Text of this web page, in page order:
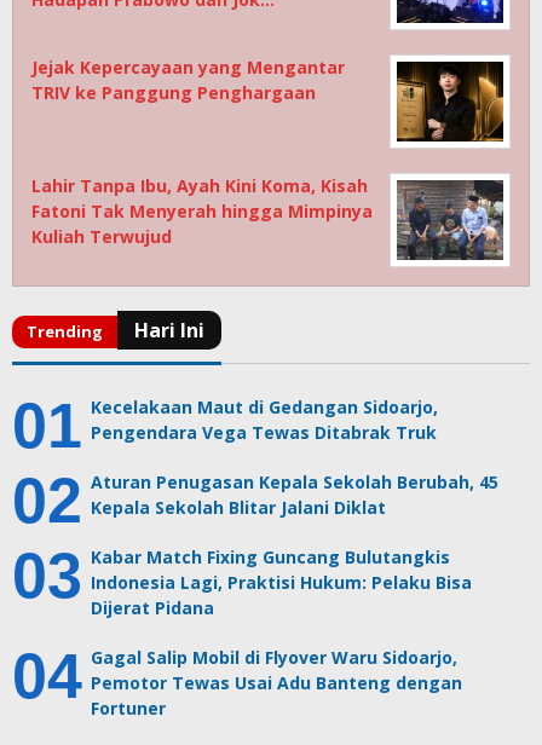
Jejak Kepercayaan yang Mengantar
TRIV ke Panggung Penghargaan
Lahir Tanpa Ibu, Ayah Kini Koma, Kisah
Fatoni Tak Menyerah hingga Mimpinya
Kuliah Terwujud
Kecelakaan Maut di Gedangan Sidoarjo,
Pengendara Vega Tewas Ditabrak Truk
Aturan Penugasan Kepala Sekolah Berubah, 45
Kepala Sekolah Blitar Jalani Diklat
Kabar Match Fixing Guncang Bulutangkis
Indonesia Lagi, Praktisi Hukum: Pelaku Bisa
Dijerat Pidana
Gagal Salip Mobil di Flyover Waru Sidoarjo,
Pemotor Tewas Usai Adu Banteng dengan
Fortuner